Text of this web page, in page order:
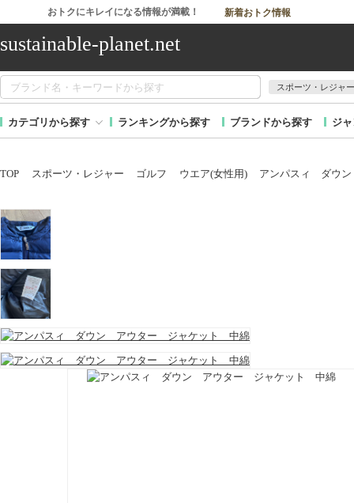
おトクにキレイになる情報が満載！ 新着おトク情報
sustainable-planet.net
スポーツ・レジャー
カテゴリから探す ランキングから探す ブランドから探す ジ
TOP スポーツ・レジャー ゴルフ ウエア(女性用) アンパスィ ダウ